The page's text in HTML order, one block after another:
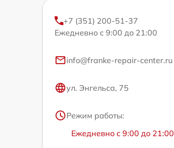
+7 (351) 200-51-37
Ежедневно с 9:00 до 21:00
info@franke-repair-center.ru
ул. Энгельса, 75
Режим работы:
Ежедневно с 9:00 до 21:00